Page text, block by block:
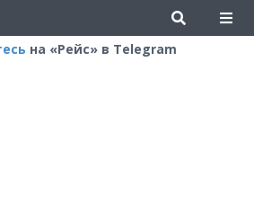
на «Рейс» в Telegram